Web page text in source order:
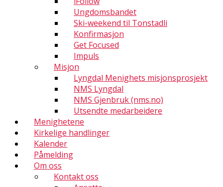
Ungdomsbandet
Ski-weekend til Tonstadli
Konfirmasjon
Get Focused
Impuls
Misjon
Lyngdal Menighets misjonsprosjekt
NMS Lyngdal
NMS Gjenbruk (nms.no)
Utsendte medarbeidere
Menighetene
Kirkelige handlinger
Kalender
Påmelding
Om oss
Kontakt oss